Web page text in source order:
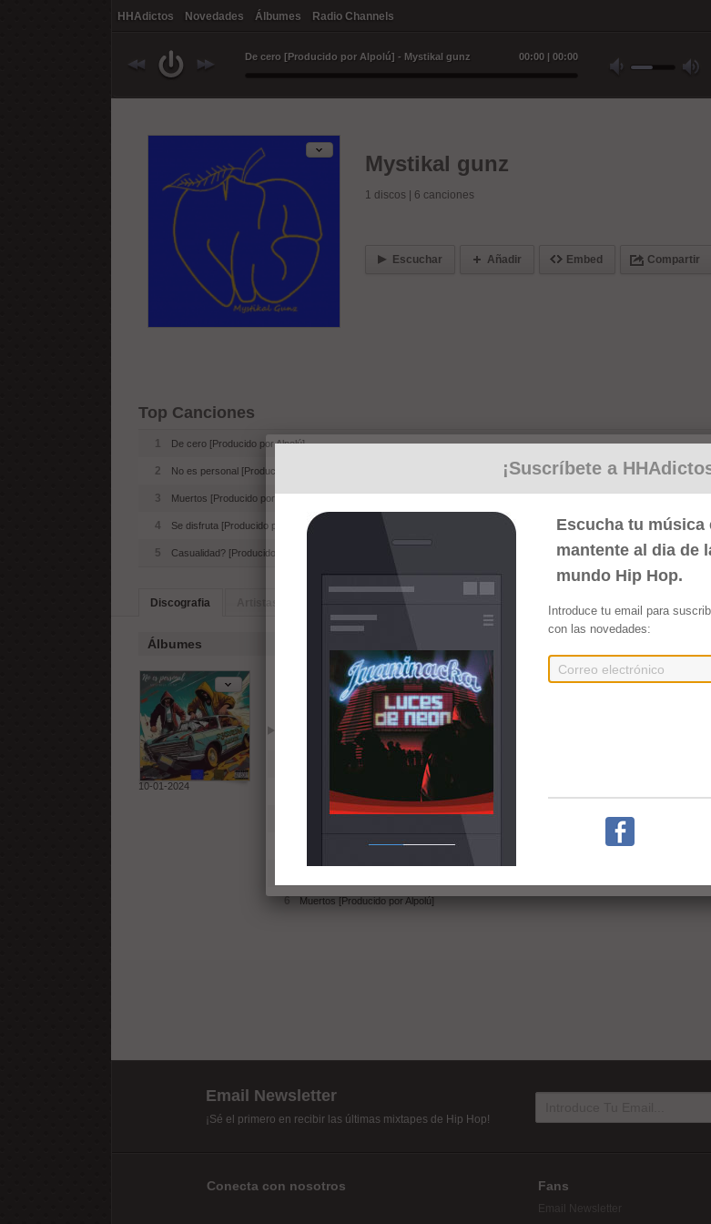
HHAdictos Novedades Álbumes Radio Channels
De cero [Producido por Alpolú] - Mystikal gunz 00:00 | 00:00
Mystikal gunz
1 discos | 6 canciones
Escuchar Añadir Embed Compartir
Top Canciones
1 De cero [Producido por Alpolú]
2 No es personal [Producido por Alpolú]
3 Muertos [Producido por Alpolú]
4 Se disfruta [Producido por Alpolú]
5 Casualidad? [Producido por Alpolú]
Discografia
Álbumes
10-01-2024
No es personal (EP) (2024)
Añadir Embed
De cero [Producido por Alpolú]
Se disfruta [Producido por Alpolú]
Ya me la sé [Producido por Alpolú]
6 Muertos [Producido por Alpolú]
Email Newsletter
¡Sé el primero en recibir las últimas mixtapes de Hip Hop!
Conecta con nosotros Fans
Email Newsletter
¡Suscríbete a
Escucha tu
mantente al dia de
mundo Hip Hop.
Introduce tu email para
con las novedades: